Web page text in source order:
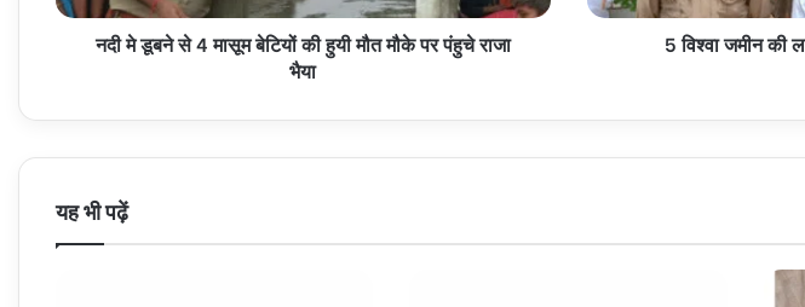
हुयी
पंहुचे
नदी मे डूबने से 4 मासूम बेटियों की हुयी मौत मौके पर पंहुचे राजा
भैया
का
5 विश्वा जमीन की
यह भी पढ़ें